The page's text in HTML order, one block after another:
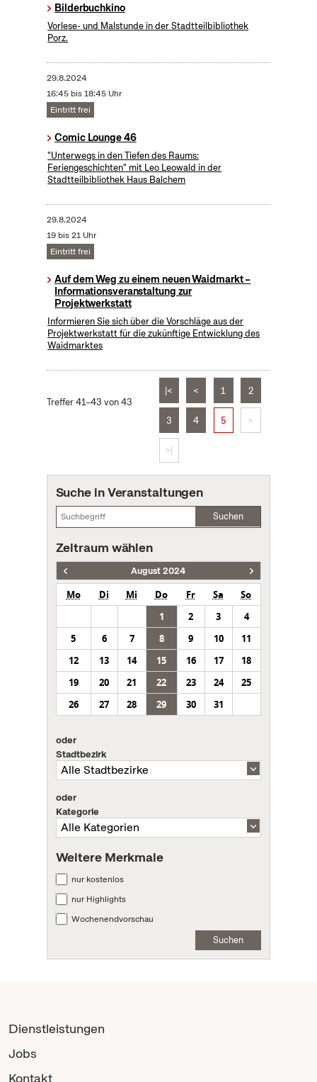
Bilderbuchkino
Vorlese- und Malstunde in der Stadtteilbibliothek
Porz.
29.8.2024
16:45 bis 18:45 Uhr
Eintritt frei
Comic Lounge 46
"Unterwegs in den Tiefen des Raums:
Feriengeschichten" mit Leo Leowald in der
Stadtteilbibliothek Haus Balchem
29.8.2024
19 bis 21 Uhr
Eintritt frei
Auf dem Weg zu einem neuen Waidmarkt –
Informationsveranstaltung zur
Projektwerkstatt
Informieren Sie sich über die Vorschläge aus der
Projektwerkstatt für die zukünftige Entwicklung des
Waidmarktes
Treffer 41–43 von 43
|< < 1 2
3 4 5 >
>|
Suche in Veranstaltungen
Suchen
Zeitraum wählen
August 2024
Mo Di Mi Do Fr Sa
So
1
2 3
4
5
6 7 8 9 10
11
12
13 14 15 16 17
18
19
20 21 22 23 24
25
26
27 28 29 30 31
oder
Stadtbezirk
oder
Kategorie
Weitere Merkmale
nur kostenlos
nur Highlights
Wochenendvorschau
Suchen
Dienstleistungen
Jobs
Kontakt